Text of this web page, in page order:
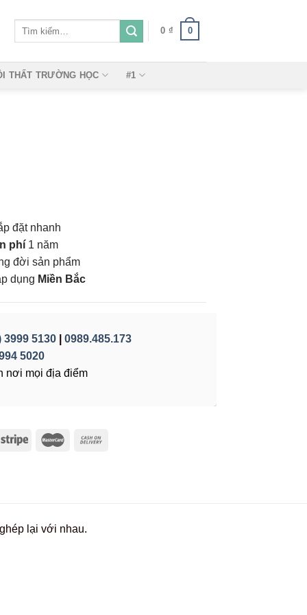
0 ₫ 0
THẤT TRƯỜNG HỌC #1
đặt nhanh
phí 1 năm
đời sản phẩm
dụng Miền Bắc
3999 5130
0989.485.173
5020
nơi mọi địa điểm
lại với nhau.